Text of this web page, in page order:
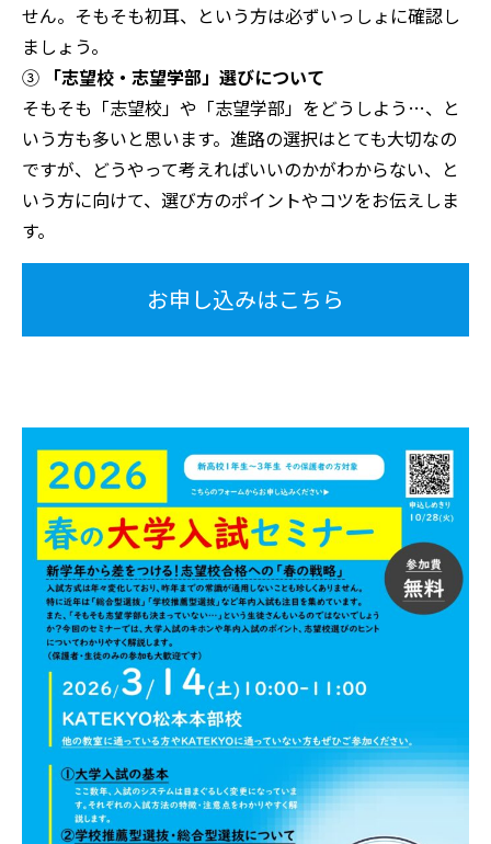
せん。そもそも初耳、という方は必ずいっしょに確認し
ましょう。
③ 「志望校・志望学部」選びについて
そもそも「志望校」や「志望学部」をどうしよう…、と
いう方も多いと思います。進路の選択はとても大切なの
ですが、どうやって考えればいいのかがわからない、と
いう方に向けて、選び方のポイントやコツをお伝えしま
す。
お申し込みはこちら